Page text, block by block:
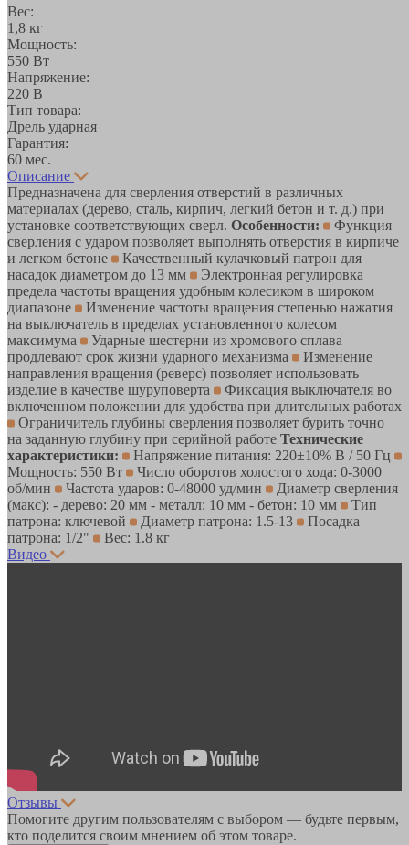
Вес:
1,8 кг
Мощность:
550 Вт
Напряжение:
220 В
Тип товара:
Дрель ударная
Гарантия:
60 мес.
Описание
Предназначена для сверления отверстий в различных
материалах (дерево, сталь, кирпич, легкий бетон и т. д.) при
установке соответствующих сверл. Особенности:
Функция
сверления с ударом позволяет выполнять отверстия в кирпиче
и легком бетоне
Качественный кулачковый патрон для
насадок диаметром до 13 мм
Электронная регулировка
предела частоты вращения удобным колесиком в широком
диапазоне
Изменение частоты вращения степенью нажатия
на выключатель в пределах установленного колесом
максимума
Ударные шестерни из хромового сплава
продлевают срок жизни ударного механизма
Изменение
направления вращения (реверс) позволяет использовать
изделие в качестве шуруповерта
Фиксация выключателя во
включенном положении для удобства при длительных работах
Ограничитель глубины сверления позволяет бурить точно
на заданную глубину при серийной работе Технические
характеристики:
Напряжение питания: 220±10% В / 50 Гц
Мощность: 550 Вт
Число оборотов холостого хода: 0-3000
об/мин
Частота ударов: 0-48000 уд/мин
Диаметр сверления
(макс): - дерево: 20 мм - металл: 10 мм - бетон: 10 мм
Тип
патрона: ключевой
Диаметр патрона: 1.5-13
Посадка
патрона: 1/2"
Вес: 1.8 кг
Видео
Отзывы
Помогите другим пользователям с выбором — будьте первым,
кто поделится своим мнением об этом товаре.